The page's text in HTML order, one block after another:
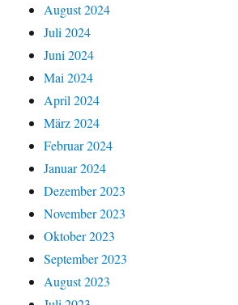
August 2024
Juli 2024
Juni 2024
Mai 2024
April 2024
März 2024
Februar 2024
Januar 2024
Dezember 2023
November 2023
Oktober 2023
September 2023
August 2023